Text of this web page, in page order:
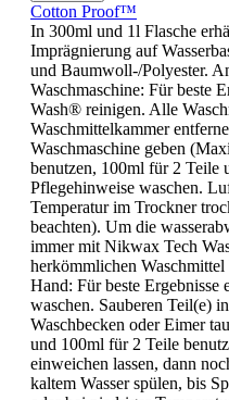
Cotton Proof™
In 300ml und 1l Flasche
Imprägnierung auf
und Baumwoll-/Polyester.
Waschmaschine: Für beste
Wash® reinigen. Alle
Waschmittelkammer
Waschmaschine geben
benutzen, 100ml für 2 Teile
Pflegehinweise waschen.
Temperatur im Trockner
beachten). Um die
immer mit Nikwax Tech
herkömmlichen
Hand: Für beste
waschen. Sauberen Teil(e)
Waschbecken oder Eimer
und 100ml für 2 Teile
einweichen lassen, dann
kaltem Wasser spülen, bis